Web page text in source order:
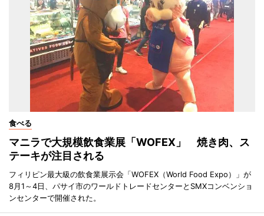
食べる
マニラで大規模飲食業展「WOFEX」 焼き肉、ス
テーキが注目される
フィリピン最大級の飲食業展示会「WOFEX（World Food Expo）」が
8月1～4日、パサイ市のワールドトレードセンターとSMXコンベンショ
ンセンターで開催された。